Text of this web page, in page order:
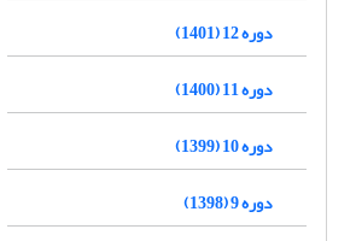
دوره 12 (1401)
دوره 11 (1400)
دوره 10 (1399)
دوره 9 (1398)